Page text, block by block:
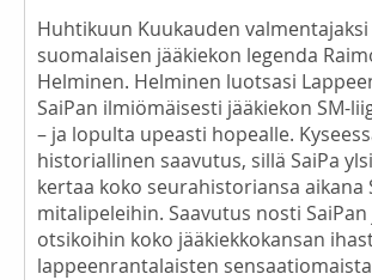
Huhtikuun Kuukauden
suomalaisen jääkiekon legenda
Helminen. Helminen luotsasi
SaiPan ilmiömäisesti jääkiekon SM-
– ja lopulta upeasti hopealle.
historiallinen saavutus, sillä SaiPa
kertaa koko seurahistoriansa aikana
mitalipeleihin. Saavutus nosti
otsikoihin koko jääkiekkokansan
lappeenrantalaisten